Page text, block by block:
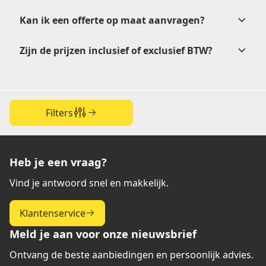
Kunstsof PP materiaal
Kunststof PP
kunt er dus vanuit gaan dat de PP etiketten van Etikon
voldoen aan deze eis.
ADR etiketten worden gebruikt om de risico’s van
verkoop@etikon.nl.
vrijblijvende offerte
Kan ik een offerte op maat aanvragen?
verkoop@etikon.nl
Zijn de prijzen inclusief of exclusief BTW?
Filters
Heb je een vraag?
Vind je antwoord snel en makkelijk.
Klantenservice
Meld je aan voor onze nieuwsbrief
Ontvang de beste aanbiedingen en persoonlijk advies.